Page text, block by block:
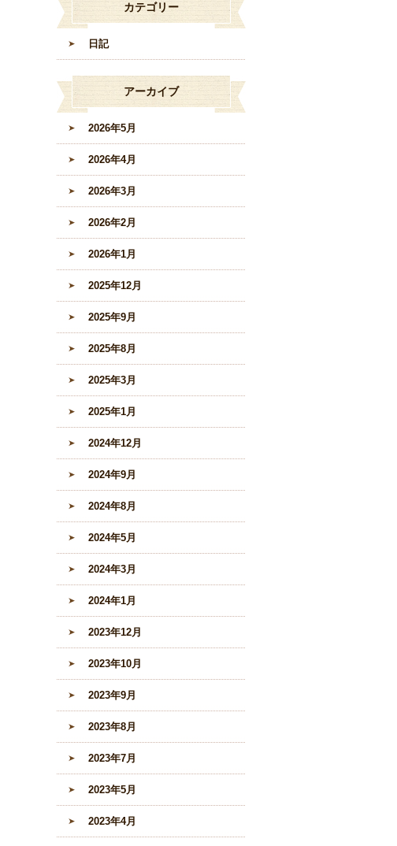
カテゴリー
日記
アーカイブ
2026年5月
2026年4月
2026年3月
2026年2月
2026年1月
2025年12月
2025年9月
2025年8月
2025年3月
2025年1月
2024年12月
2024年9月
2024年8月
2024年5月
2024年3月
2024年1月
2023年12月
2023年10月
2023年9月
2023年8月
2023年7月
2023年5月
2023年4月